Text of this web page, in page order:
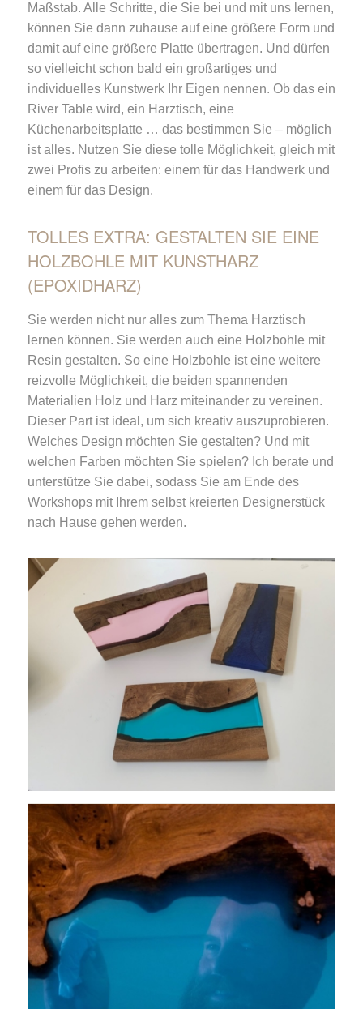
Maßstab. Alle Schritte, die Sie bei und mit uns lernen,
können Sie dann zuhause auf eine größere Form und
damit auf eine größere Platte übertragen. Und dürfen
so vielleicht schon bald ein großartiges und
individuelles Kunstwerk Ihr Eigen nennen. Ob das ein
River Table wird, ein Harztisch, eine
Küchenarbeitsplatte … das bestimmen Sie – möglich
ist alles. Nutzen Sie diese tolle Möglichkeit, gleich mit
zwei Profis zu arbeiten: einem für das Handwerk und
einem für das Design.
TOLLES EXTRA: GESTALTEN SIE EINE
HOLZBOHLE MIT KUNSTHARZ
(EPOXIDHARZ)
Sie werden nicht nur alles zum Thema Harztisch
lernen können. Sie werden auch eine Holzbohle mit
Resin gestalten. So eine Holzbohle ist eine weitere
reizvolle Möglichkeit, die beiden spannenden
Materialien Holz und Harz miteinander zu vereinen.
Dieser Part ist ideal, um sich kreativ auszuprobieren.
Welches Design möchten Sie gestalten? Und mit
welchen Farben möchten Sie spielen? Ich berate und
unterstütze Sie dabei, sodass Sie am Ende des
Workshops mit Ihrem selbst kreierten Designerstück
nach Hause gehen werden.